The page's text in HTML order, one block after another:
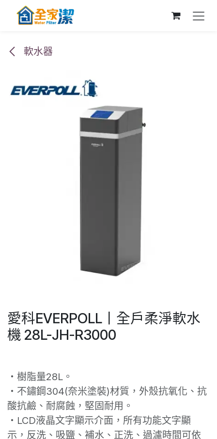
跳至內容
軟水器
愛科EVERPOLL丨全戶柔淨軟水
機 28L-JH-R3000
・樹脂量28L。
・不鏽鋼304(奈米塗裝)材質，外殼抗氧化、抗
酸抗鹼、耐腐蝕，堅固耐用。
・LCD液晶文字顯示介面，所有功能文字顯
示，反洗、吸鹽、補水、正洗、過濾時間可依